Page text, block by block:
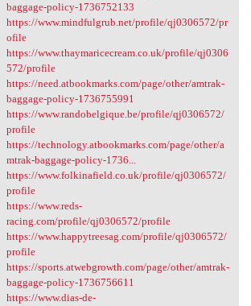
baggage-policy-1736752133
https://www.mindfulgrub.net/profile/qj0306572/pr
ofile
https://www.thaymaricecream.co.uk/profile/qj0306
572/profile
https://need.atbookmarks.com/page/other/amtrak-
baggage-policy-1736755991
https://www.randobelgique.be/profile/qj0306572/
profile
https://technology.atbookmarks.com/page/other/a
mtrak-baggage-policy-1736...
https://www.folkinafield.co.uk/profile/qj0306572/
profile
https://www.reds-
racing.com/profile/qj0306572/profile
https://www.happytreesag.com/profile/qj0306572/
profile
https://sports.atwebgrowth.com/page/other/amtrak-
baggage-policy-1736756611
https://www.dias-de-